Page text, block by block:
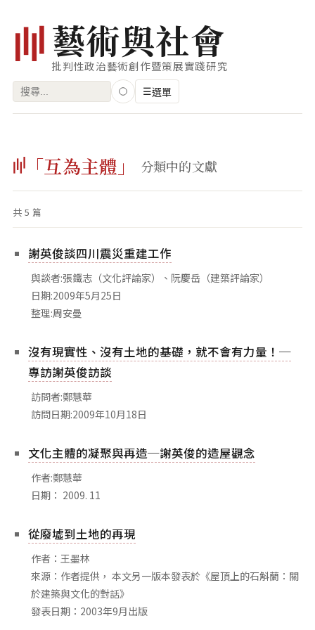
藝術與社會
批判性政治藝術創作暨策展實踐研究
搜
字:
☰選單
藝術家
創作類型
專題
索引
關鍵字
標籤雲
相關網站
關於
關於本站
團隊成員
出版品
「互為主體」 分類中的文獻
共 5 篇
謝英俊談四川震災重建工作
與談者:張鐵志（文化評論家）、阮慶岳（建築評論家）
日期:2009年5月25日
整理:周安曼
沒有現實性、沒有土地的基礎，就不會有力量！─
專訪謝英俊訪談
訪問者:鄭慧華
訪問日期:2009年10月18日
文化主體的凝聚與再造─謝英俊的造屋觀念
作者:鄭慧華
日期： 2009. 11
從廢墟到土地的再現
作者：王墨林
來源：作者提供， 本文另一版本發表於《屋頂上的石斛蘭：關
於建築與文化的對話》
發表日期：2003年9月出版